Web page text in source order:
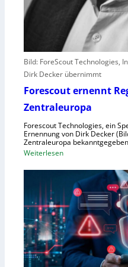
e
b
e
n
V
o
w
ü
r
e
g
e
n
S
Bild: ForeScout Technologies,
Dirk Decker übernimmt
Forescout ernennt
Zentraleuropa
Forescout Technologies, ein
Ernennung von Dirk Decker
Zentraleuropa
Weiterlesen:
r
e
s
c
o
u
t